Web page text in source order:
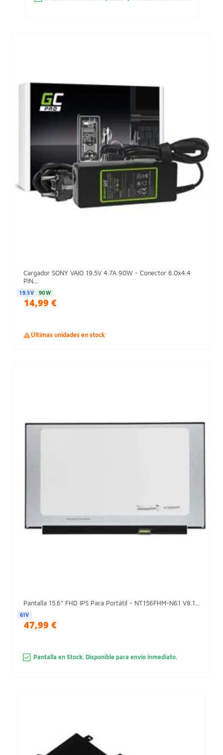
Cargador SONY VAIO 19.5V 4.7A 90W - Conector 6.0x4.4
PIN...
19.5V 90W
14,99 €
Últimas unidades en stock
Pantalla 15.6" FHD IPS Para Portátil - NT156FHM-N61 V8.1...
61V
47,99 €
Pantalla en Stock. Disponible para envio inmediato.